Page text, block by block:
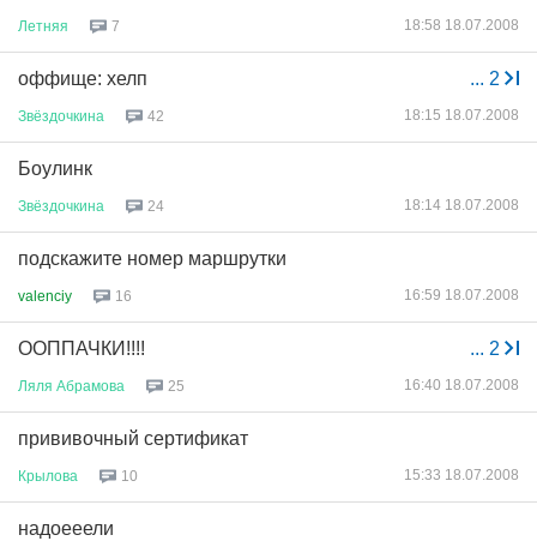
Летняя 7 18:58 18.07.2008
... 2
оффище: хелп
Звёздочкина 42 18:15 18.07.2008
Боулинк
Звёздочкина 24 18:14 18.07.2008
подскажите номер маршрутки
valenciy 16 16:59 18.07.2008
... 2
ООППАЧКИ!!!!
Ляля Абрамова 25 16:40 18.07.2008
прививочный сертификат
Крылова 10 15:33 18.07.2008
надоееели